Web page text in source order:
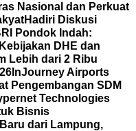
Nasional dan Perkuat
Hadiri Diskusi
Pondok Indah:
DHE dan
Lebih dari 2 Ribu
InJourney Airports
Pengembangan SDM
Technologies
Bisnis
dari Lampung,